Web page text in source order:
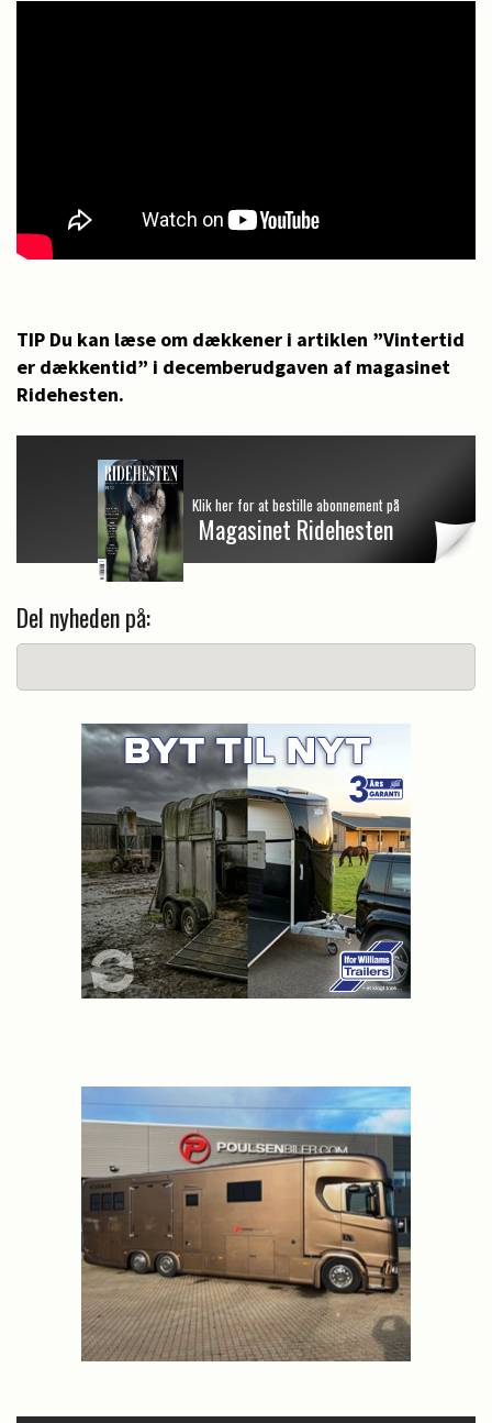
TIP Du kan læse om dækkener i artiklen ”Vintertid
er dækkentid” i decemberudgaven af magasinet
Ridehesten.
Klik her for at bestille abonnement på
Magasinet Ridehesten
Del nyheden på: